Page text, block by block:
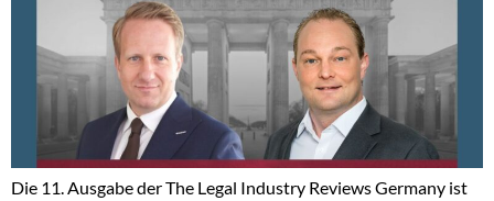
Die 11. Ausgabe der The Legal Industry Reviews Germany ist